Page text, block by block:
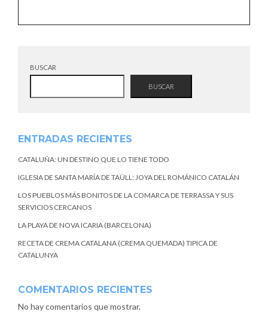
BUSCAR
BUSCAR
ENTRADAS RECIENTES
CATALUÑA: UN DESTINO QUE LO TIENE TODO
IGLESIA DE SANTA MARÍA DE TAÜLL: JOYA DEL ROMÁNICO CATALÁN
LOS PUEBLOS MÁS BONITOS DE LA COMARCA DE TERRASSA Y SUS
SERVICIOS CERCANOS
LA PLAYA DE NOVA ICARIA (BARCELONA)
RECETA DE CREMA CATALANA (CREMA QUEMADA) TIPICA DE
CATALUNYA
COMENTARIOS RECIENTES
No hay comentarios que mostrar.